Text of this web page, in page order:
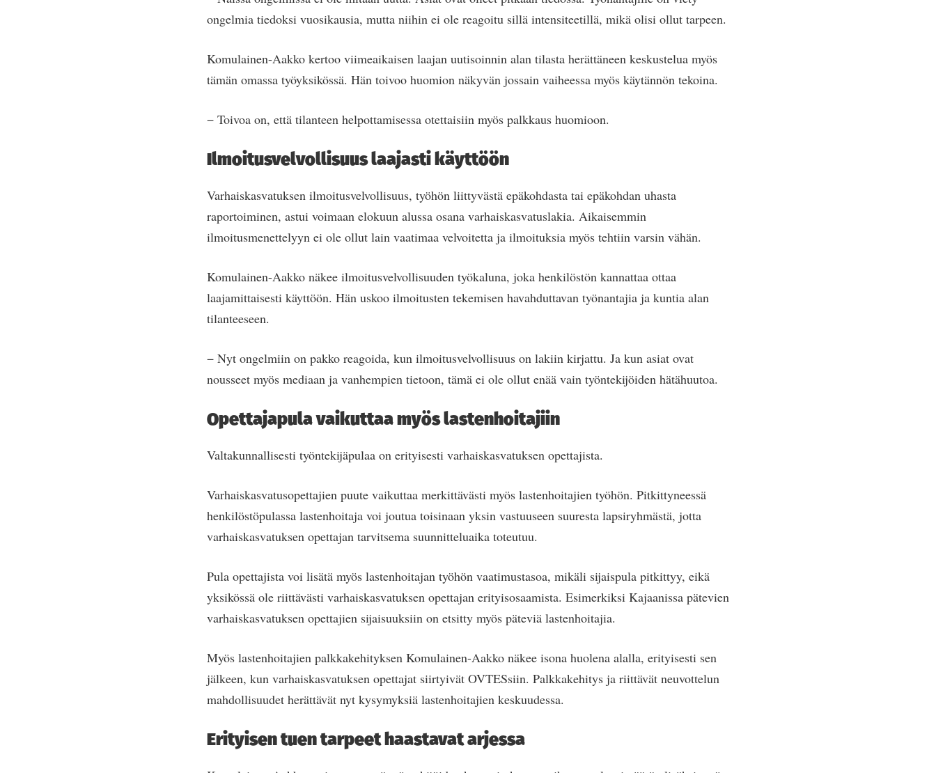
ongelmia tiedoksi vuosikausia, mutta niihin ei ole reagoitu sillä intensiteetillä, mikä olisi ollut tarpeen.
Komulainen-Aakko kertoo viimeaikaisen laajan uutisoinnin alan tilasta herättäneen keskustelua myös
tämän omassa työyksikössä. Hän toivoo huomion näkyvän jossain vaiheessa myös käytännön tekoina.
− Toivoa on, että tilanteen helpottamisessa otettaisiin myös palkkaus huomioon.
Ilmoitusvelvollisuus laajasti käyttöön
Varhaiskasvatuksen ilmoitusvelvollisuus, työhön liittyvästä epäkohdasta tai epäkohdan uhasta
raportoiminen, astui voimaan elokuun alussa osana varhaiskasvatuslakia. Aikaisemmin
ilmoitusmenettelyyn ei ole ollut lain vaatimaa velvoitetta ja ilmoituksia myös tehtiin varsin vähän.
Komulainen-Aakko näkee ilmoitusvelvollisuuden työkaluna, joka henkilöstön kannattaa ottaa
laajamittaisesti käyttöön. Hän uskoo ilmoitusten tekemisen havahduttavan työnantajia ja kuntia alan
tilanteeseen.
− Nyt ongelmiin on pakko reagoida, kun ilmoitusvelvollisuus on lakiin kirjattu. Ja kun asiat ovat
nousseet myös mediaan ja vanhempien tietoon, tämä ei ole ollut enää vain työntekijöiden hätähuutoa.
Opettajapula vaikuttaa myös lastenhoitajiin
Valtakunnallisesti työntekijäpulaa on erityisesti varhaiskasvatuksen opettajista.
Varhaiskasvatusopettajien puute vaikuttaa merkittävästi myös lastenhoitajien työhön. Pitkittyneessä
henkilöstöpulassa lastenhoitaja voi joutua toisinaan yksin vastuuseen suuresta lapsiryhmästä, jotta
varhaiskasvatuksen opettajan tarvitsema suunnitteluaika toteutuu.
Pula opettajista voi lisätä myös lastenhoitajan työhön vaatimustasoa, mikäli sijaispula pitkittyy, eikä
yksikössä ole riittävästi varhaiskasvatuksen opettajan erityisosaamista. Esimerkiksi Kajaanissa pätevien
varhaiskasvatuksen opettajien sijaisuuksiin on etsitty myös päteviä lastenhoitajia.
Myös lastenhoitajien palkkakehityksen Komulainen-Aakko näkee isona huolena alalla, erityisesti sen
jälkeen, kun varhaiskasvatuksen opettajat siirtyivät OVTESsiin. Palkkakehitys ja riittävät neuvottelun
mahdollisuudet herättävät nyt kysymyksiä lastenhoitajien keskuudessa.
Erityisen tuen tarpeet haastavat arjessa